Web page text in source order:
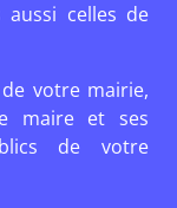
aussi celles de
votre mairie,
maire et ses
de votre